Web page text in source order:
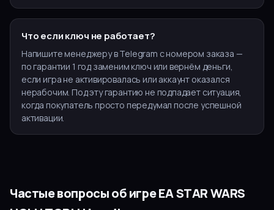
Что если ключ не работает?
Напишите менеджеру в Telegram с номером заказа —
по гарантии 1 год заменим ключ или вернём деньги,
если игра не активировалась или аккаунт оказался
нерабочим. Под эту гарантию не подпадает ситуация,
когда покупатель просто передумал после успешной
активации.
Частые вопросы об игреEA STAR WARS